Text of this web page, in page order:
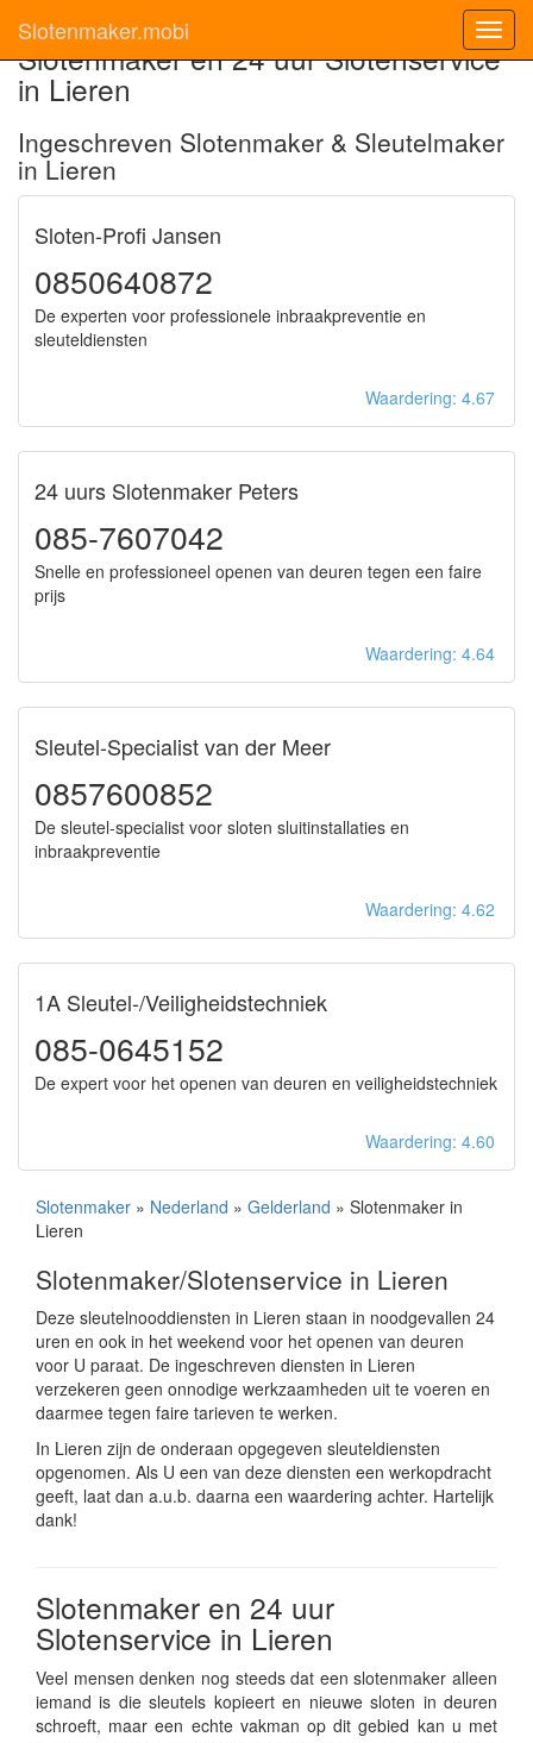
Slotenmaker.mobi
Slotenmaker en 24 uur Slotenservice
in Lieren
Ingeschreven Slotenmaker & Sleutelmaker
in Lieren
Sloten-Profi Jansen
0850640872
De experten voor professionele inbraakpreventie en
sleuteldiensten
Waardering: 4.67
24 uurs Slotenmaker Peters
085-7607042
Snelle en professioneel openen van deuren tegen een faire
prijs
Waardering: 4.64
Sleutel-Specialist van der Meer
0857600852
De sleutel-specialist voor sloten sluitinstallaties en
inbraakpreventie
Waardering: 4.62
1A Sleutel-/Veiligheidstechniek
085-0645152
De expert voor het openen van deuren en veiligheidstechniek
Waardering: 4.60
Slotenmaker » Nederland » Gelderland » Slotenmaker in
Lieren
Slotenmaker/Slotenservice in Lieren
Deze sleutelnooddiensten in Lieren staan in noodgevallen 24
uren en ook in het weekend voor het openen van deuren
voor U paraat. De ingeschreven diensten in Lieren
verzekeren geen onnodige werkzaamheden uit te voeren en
daarmee tegen faire tarieven te werken.
In Lieren zijn de onderaan opgegeven sleuteldiensten
opgenomen. Als U een van deze diensten een werkopdracht
geeft, laat dan a.u.b. daarna een waardering achter. Hartelijk
dank!
Slotenmaker en 24 uur
Slotenservice in Lieren
Veel mensen denken nog steeds dat een slotenmaker alleen
iemand is die sleutels kopieert en nieuwe sloten in deuren
schroeft, maar een echte vakman op dit gebied kan u met